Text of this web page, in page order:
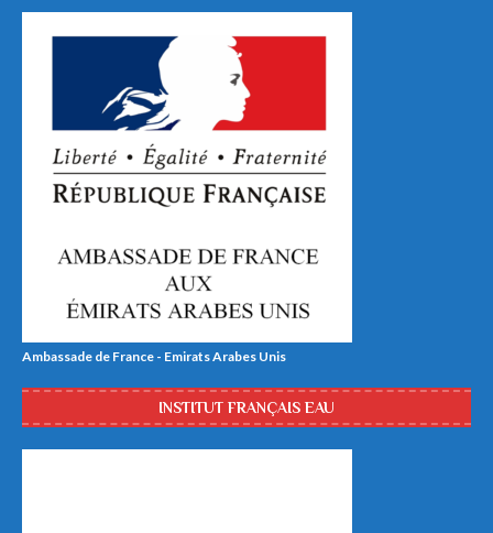
Ambassade de France - Emirats Arabes Unis
INSTITUT FRANÇAIS EAU